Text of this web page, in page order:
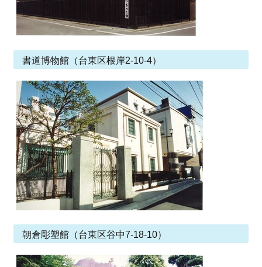
書道博物館（台東区根岸2-10-4）
朝倉彫塑館（台東区谷中7-18-10）